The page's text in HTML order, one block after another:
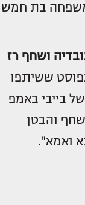
בת חמש
ושחף רז
ששיתפו
בייבי באמפ
והבטן
ואמא".